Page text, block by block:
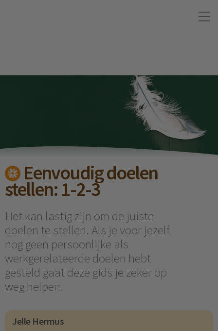
Eenvoudig doelen
stellen: 1-2-3
Het kan lastig zijn om de juiste
doelen te stellen. Als je voor jezelf
nog geen persoonlijke als
werkgerelateerde doelen hebt
gesteld gaat deze gids je zeker op
weg helpen.
Jelle Hermus